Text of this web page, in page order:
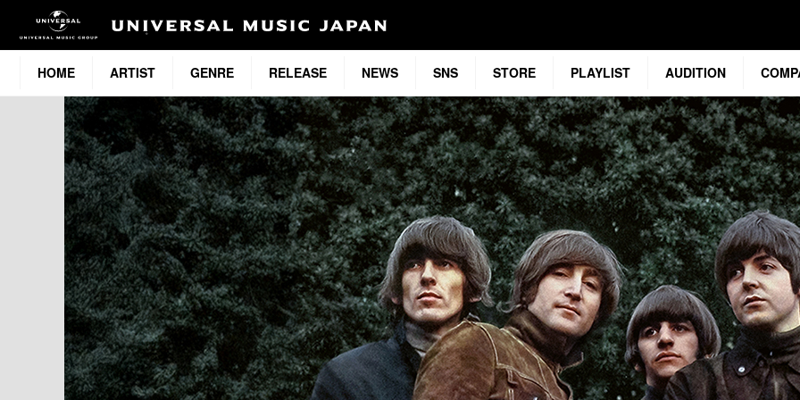
HOME ARTIST GENRE RELEASE NEWS SNS STORE PLAYLIST AUDITION